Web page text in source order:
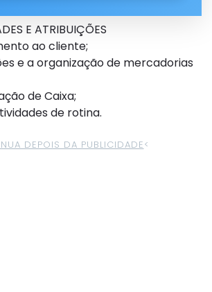
E ATRIBUIÇÕES
ao cliente;
e a organização de mercadorias
de Caixa;
de rotina.
DEPOIS DA PUBLICIDADE<